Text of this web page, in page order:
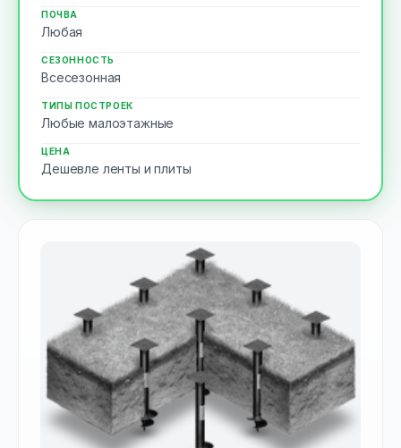
ПОЧВА
Любая
СЕЗОННОСТЬ
Всесезонная
ТИПЫ ПОСТРОЕК
Любые малоэтажные
ЦЕНА
Дешевле ленты и плиты